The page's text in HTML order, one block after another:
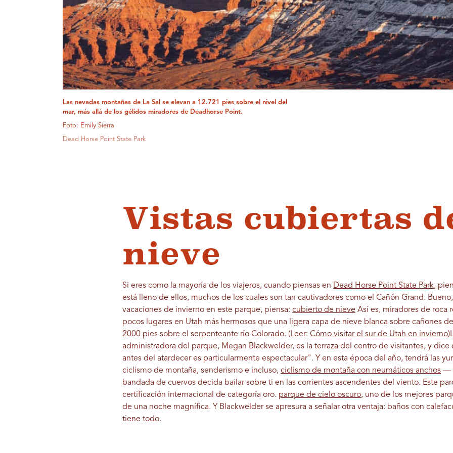
Las nevadas montañas de La Sal se elevan a 12.721 pies sobre el nivel del
mar, más allá de los gélidos miradores de Deadhorse Point.
Foto: Emily Sierra
Dead Horse Point State Park
Vistas cubiertas
nieve
Si eres como la mayoría de los viajeros, cuando piensas en Dead Horse Point State Park,
está lleno de ellos, muchos de los cuales son tan cautivadores como el Cañón Grand.
vacaciones de invierno en este parque, piensa: cubierto de nieve Así es, miradores de roca
pocos lugares en Utah más hermosos que una ligera capa de nieve blanca sobre cañones
2000 pies sobre el serpenteante río Colorado. (Leer: Cómo visitar el sur de Utah en invierno)
administradora del parque, Megan Blackwelder, es la terraza del centro de visitantes, y
antes del atardecer es particularmente espectacular". Y en esta época del año, tendrá las
ciclismo de montaña, senderismo e incluso, ciclismo de montaña con neumáticos anchos—
bandada de cuervos decida bailar sobre ti en las corrientes ascendentes del viento. Este
certificación internacional de categoría oro. parque de cielo oscuro, uno de los mejores
de una noche magnífica. Y Blackwelder se apresura a señalar otra ventaja: baños con
tiene todo.